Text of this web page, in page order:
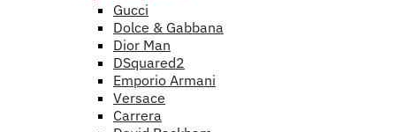
Gucci
Dolce & Gabbana
Dior Man
DSquared2
Emporio Armani
Versace
Carrera